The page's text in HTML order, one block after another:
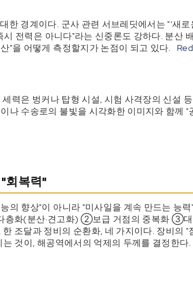
한 경계이다. 군사 관련 서브레딧에서는 "‘새
전력은 아니다"라는 신중론도 강하다. 분산
"을 어떻게 측정할지가 논점이 되고 있다.
력은 벙커나 탑형 시설, 시험 사격장의 신설
나 수송로의 불빛을 시각화한 이미지와 함께 "
회복력"
의 향상"이 아니라 "미사일을 계속 만드는 능
화(분산·견고화) ②보급 거점의 중복화 ③대
조달과 정비의 순환화, 네 가지이다. 장비의 "
것이, 해공역에서의 억제의 두께를 결정한다.